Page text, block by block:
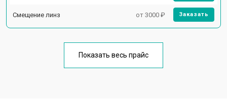
Смещение линз от 3000 ₽ Заказать
Показать весь прайс